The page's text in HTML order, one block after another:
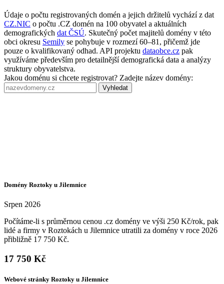
Údaje o počtu registrovaných domén a jejich držitelů vychází z dat
CZ.NIC o počtu .CZ domén na 100 obyvatel a aktuálních
demografických dat ČSÚ. Skutečný počet majitelů domény v této
obci okresu Semily se pohybuje v rozmezí 60–81, přičemž jde
pouze o kvalifikovaný odhad. API projektu dataobce.cz pak
využíváme především pro detailnější demografická data a analýzy
struktury obyvatelstva.
Jakou doménu si chcete registrovat? Zadejte název domény:
Vyhledat
Domény Roztoky u Jilemnice
Srpen 2026
Počítáme-li s průměrnou cenou .cz domény ve výši 250 Kč/rok, pak
lidé a firmy v Roztokách u Jilemnice utratili za domény v roce 2026
přibližně 17 750 Kč.
17 750 Kč
Webové stránky Roztoky u Jilemnice